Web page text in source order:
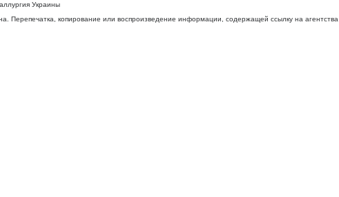
Украины
Перепечатка, копирование или воспроизведение информации, содержащей ссылку на